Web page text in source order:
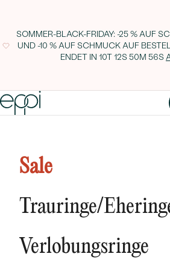
SOMMER-BLACK-FRIDAY: -25 % AUF
UND -10 % AUF SCHMUCK AUF
ENDET IN10T 12S 50M 55S
Sale
Trauringe/
NEUHEITEN
Verlobungsringe
Perlen Shamita